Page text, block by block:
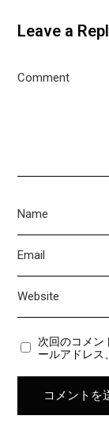
Leave a
次回のコメン
ールアドレス